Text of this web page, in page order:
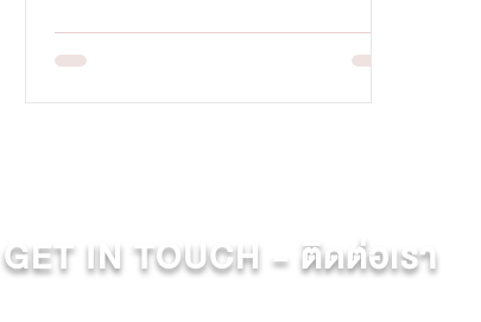
GET IN TOUCH - ติดต่อเรา